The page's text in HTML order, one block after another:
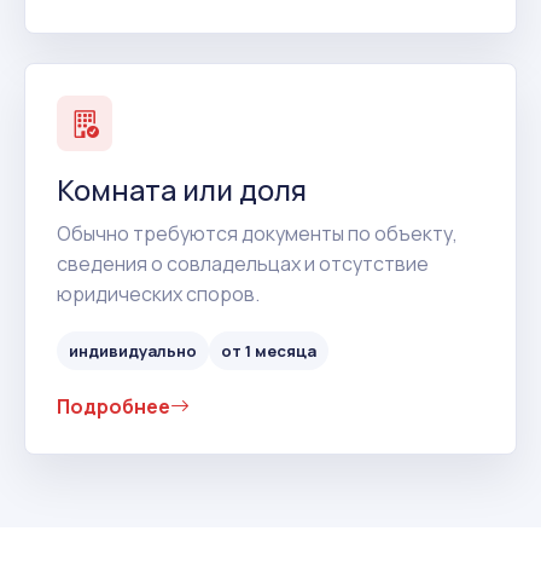
Комната или доля
Обычно требуются документы по объекту,
сведения о совладельцах и отсутствие
юридических споров.
индивидуально от 1 месяца
Подробнее